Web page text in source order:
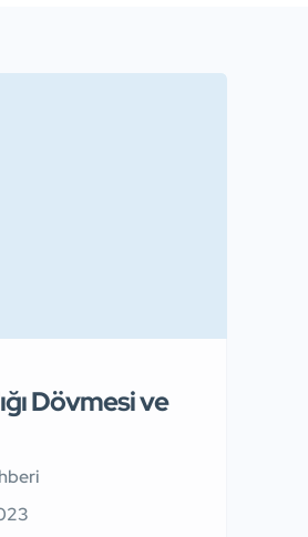
Dövmesi ve